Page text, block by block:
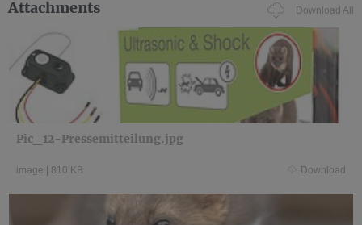
Attachments Download All
Pic_12-Pressemitteilung.jpg
image | 810 KB Download